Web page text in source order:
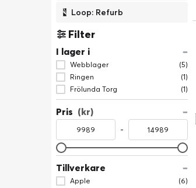
Loop: Refurb
Filter
I lager i
Webblager
(5)
Ringen
(1)
Frölunda Torg
(1)
Pris (kr)
-
Tillverkare
Apple (6)